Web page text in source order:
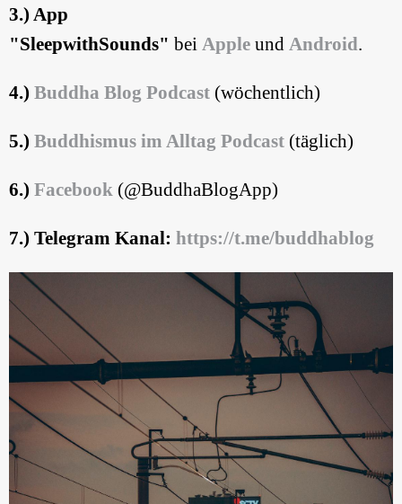
3.) App
"SleepwithSounds" bei Apple und Android.
4.) Buddha Blog Podcast (wöchentlich)
5.) Buddhismus im Alltag Podcast (täglich)
6.) Facebook (@BuddhaBlogApp)
7.) Telegram Kanal: https://t.me/buddhablog